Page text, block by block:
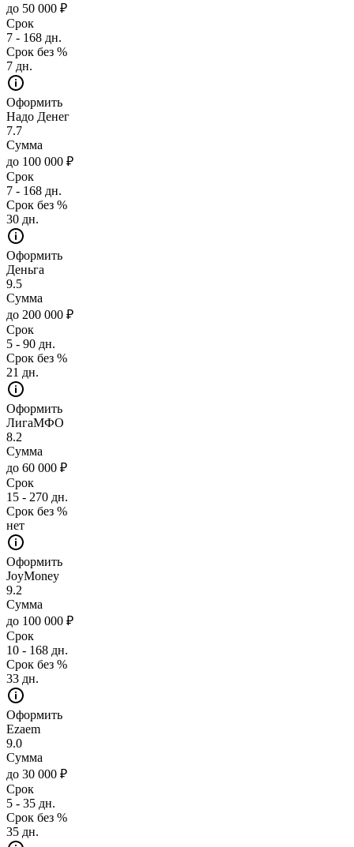
до 50 000 ₽
Срок
7 - 168 дн.
Срок без %
7 дн.
Оформить
Надо Денег
7.7
Сумма
до 100 000 ₽
Срок
7 - 168 дн.
Срок без %
30 дн.
Оформить
Деньга
9.5
Сумма
до 200 000 ₽
Срок
5 - 90 дн.
Срок без %
21 дн.
Оформить
ЛигаМФО
8.2
Сумма
до 60 000 ₽
Срок
15 - 270 дн.
Срок без %
нет
Оформить
JoyMoney
9.2
Сумма
до 100 000 ₽
Срок
10 - 168 дн.
Срок без %
33 дн.
Оформить
Ezaem
9.0
Сумма
до 30 000 ₽
Срок
5 - 35 дн.
Срок без %
35 дн.